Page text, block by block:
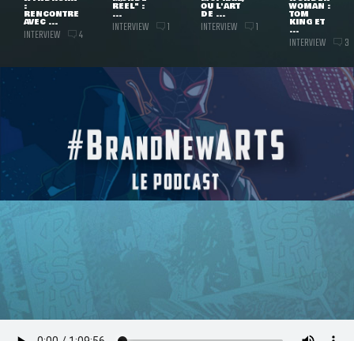
:
RENCONTRE
AVEC ...
INTERVIEW 4
RÉEL" :
...
INTERVIEW 1
OU L'ART
DE ...
INTERVIEW 1
WOMAN :
TOM
KING ET
...
INTERVIEW 3